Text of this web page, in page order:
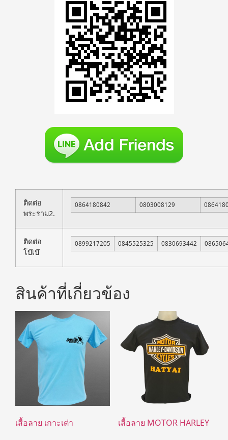
ติดต่อ
พระราม2.
0864180842 0803008129
ติดต่อ
โบ๊เบ๊
0899217205 0845525325 0830693442
สินค้าที่เกี่ยวข้อง
เสื้อลาย เกาะเต่า เสื้อลาย MOTOR HARLEY